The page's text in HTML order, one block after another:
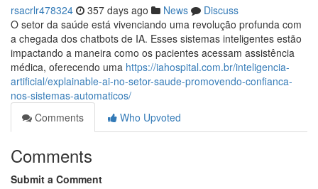
rsacrlr478324 357 days ago News
Discuss
O setor da saúde está vivenciando uma revolução profunda com
a chegada dos chatbots de IA. Esses sistemas inteligentes estão
impactando a maneira como os pacientes acessam assistência
médica, oferecendo uma https://iahospital.com.br/inteligencia-
artificial/explainable-ai-no-setor-saude-promovendo-confianca-
nos-sistemas-automaticos/
Comments
Who Upvoted
Comments
Submit a Comment